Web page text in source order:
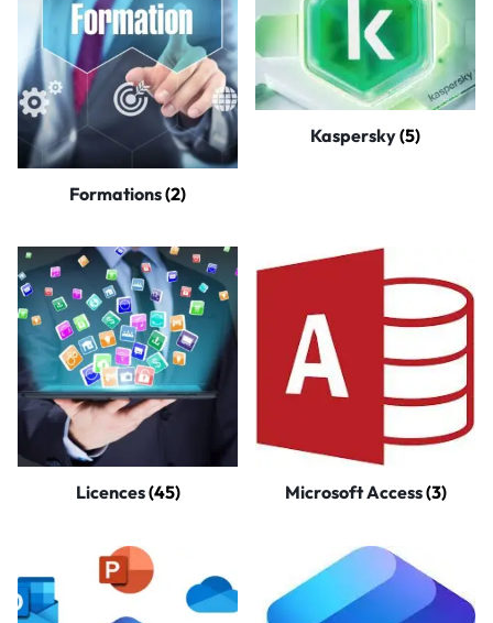
Formations(2)
Kaspersky(5)
Licences(45) Microsoft Access(3)